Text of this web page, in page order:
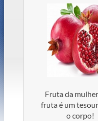
Fruta da
fruta é um
o corpo!